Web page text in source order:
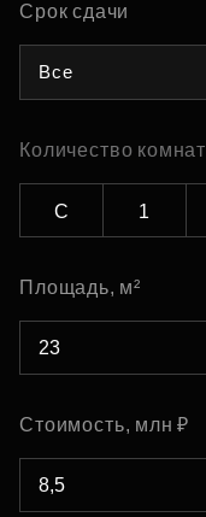
Срок сдачи
Все
Количество комнат
С 1
Площадь, м²
Стоимость, млн ₽